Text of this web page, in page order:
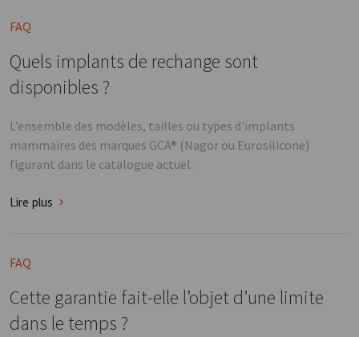
FAQ
Quels implants de rechange sont
disponibles ?
L’ensemble des modèles, tailles ou types d'implants
mammaires des marques GCA® (Nagor ou Eurosilicone)
figurant dans le catalogue actuel.
Lire plus
FAQ
Cette garantie fait-elle l’objet d’une limite
dans le temps ?